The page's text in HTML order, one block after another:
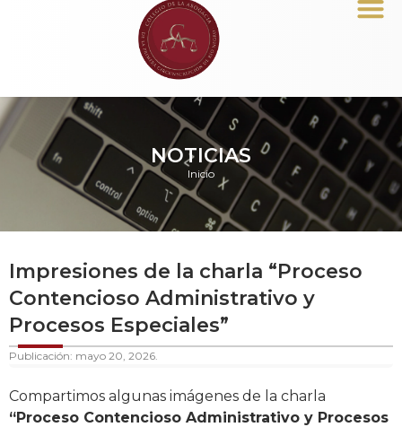
NOTICIAS
Inicio
Impresiones de la charla “Proceso
Contencioso Administrativo y
Procesos Especiales”
Publicación: mayo 20, 2026.
Compartimos algunas imágenes de la charla
“Proceso Contencioso Administrativo y Procesos